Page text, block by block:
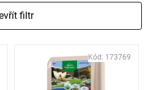
filtr
Kód: 173769